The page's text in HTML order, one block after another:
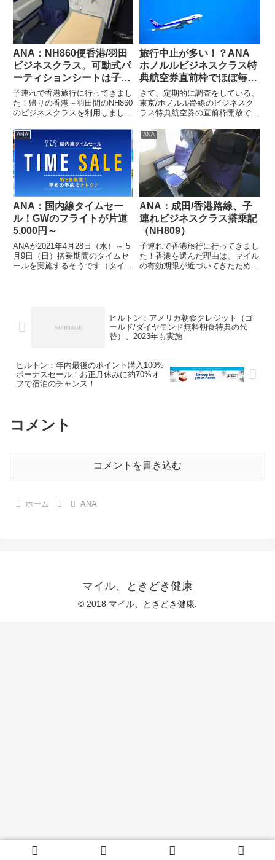
キャンペーン概略ANAグル...
うな...
ANA：NH860便香港/羽田
ビジネスクラス。可動式パ
ーティションシートは子連
れにお勧め
子連れで香港旅行に行ってきまし
た！帰りの香港～羽田間のNH860
のビジネスクラスを利用しました
NH860NH860便のビジネスクラス
は、フルフラットになるANA
BUSINESS STAGGEREDを採用
していま...
旅行中止が多い！？ANA
ホノルルビジネスクラス特
典航空券直前枠でほぼ毎日
空席発見！！
さて、定期的に調査をしている、
東京/ホノルル路線のビジネスク
ラス特典航空券の直前枠開放です
の空きがほぼ毎日見つかりまし
た。今までの定点調査の中で最も
空席が多かったです。調査したの
は3/4の22時で、会員ステータ...
ANA
ANA：国内線タイムセー
ル！GWのフライトが片道
5,000円～
ANAが2021年4月28日（水）～ 5
月9日（日）搭乗期間のタイムセ
ールを実施するそうです（タイム
ANA
ANA：成田/香港路線、子
連れビジネスクラス搭乗記
（NH809）
子連れで香港旅行に行ってきまし
た！香港を選んだ理由は、マイル
の有効期限が近づいてきたため、
約しました。香港はビジネスク
ラ...
ヒルトン：アメリカ朝食クレジット（ゴ
ールド/ダイヤモンド無料朝食特典の代
替）、2023年も実施
ヒルトン：年内最後のポイント購入100%
ボーナスセール！お正月休みに約70%オ
フで宿泊のチャンス！
コメント
コメントを書き込む
ホーム ANA
マイル、ときどき健康
© 2018 マイル、ときどき健康.